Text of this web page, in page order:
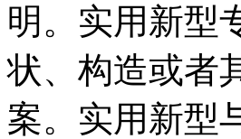
明。实用新型
状、构造或者
案。实用新型